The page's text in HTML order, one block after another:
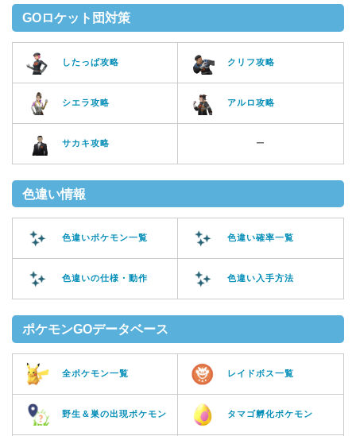
GOロケット団対策
したっぱ攻略 クリフ攻略
シエラ攻略 アルロ攻略
サカキ攻略 ー
色違い情報
色違いポケモン一覧 色違い確率一覧
色違いの仕様・動作 色違い入手方法
ポケモンGOデータベース
全ポケモン一覧 レイドボス一覧
野生＆巣の出現ポケモン タマゴ孵化ポケモン